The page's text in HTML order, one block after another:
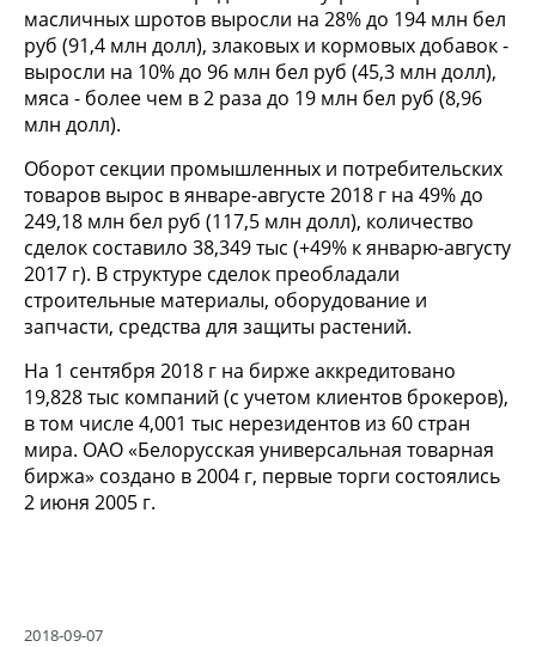
масличных шротов выросли на 28% до 194 млн бел
руб (91,4 млн долл), злаковых и кормовых добавок -
выросли на 10% до 96 млн бел руб (45,3 млн долл),
мяса - более чем в 2 раза до 19 млн бел руб (8,96
млн долл).
Оборот секции промышленных и потребительских
товаров вырос в январе-августе 2018 г на 49% до
249,18 млн бел руб (117,5 млн долл), количество
сделок составило 38,349 тыс (+49% к январю-августу
2017 г). В структуре сделок преобладали
строительные материалы, оборудование и
запчасти, средства для защиты растений.
На 1 сентября 2018 г на бирже аккредитовано
19,828 тыс компаний (с учетом клиентов брокеров),
в том числе 4,001 тыс нерезидентов из 60 стран
мира. ОАО «Белорусская универсальная товарная
биржа» создано в 2004 г, первые торги состоялись
2 июня 2005 г.
2018-09-07